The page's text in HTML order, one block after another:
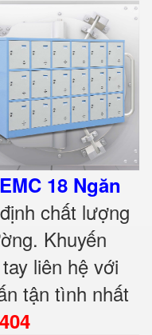
18 Ngăn
chất lượng
Khuyến
liên hệ với
tận tình nhất